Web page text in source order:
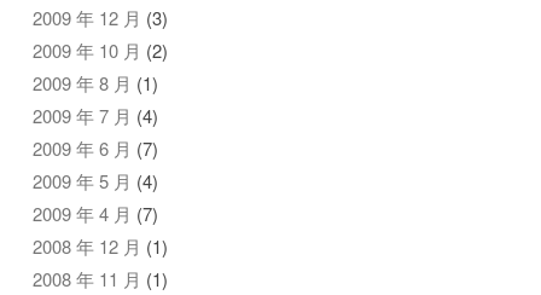
2009 年 12 月 (3)
2009 年 10 月 (2)
2009 年 8 月 (1)
2009 年 7 月 (4)
2009 年 6 月 (7)
2009 年 5 月 (4)
2009 年 4 月 (7)
2008 年 12 月 (1)
2008 年 11 月 (1)